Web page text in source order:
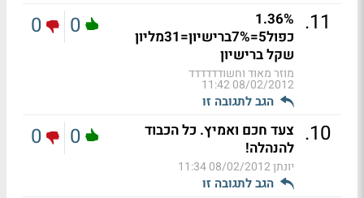
11
.
1.36%
כפול5=7%ברישיון=31מליון
שקל ברישיון
מוזר מאוד וחשודדדדדד
08/02/2012 11:42
הגב לתגובה זו
0
0
10
. צעד חכם ואמיץ. כל הכבוד
להנהלה!
יונתן08/02/2012 11:34
הגב לתגובה זו
0
0